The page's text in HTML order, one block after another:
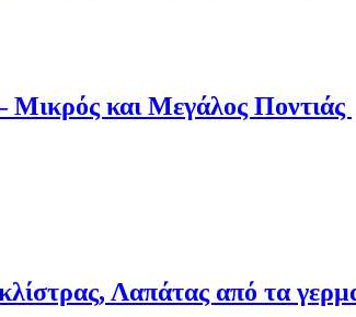
Μικρός και Μεγάλος Ποντιάς
Λαπάτας από τα